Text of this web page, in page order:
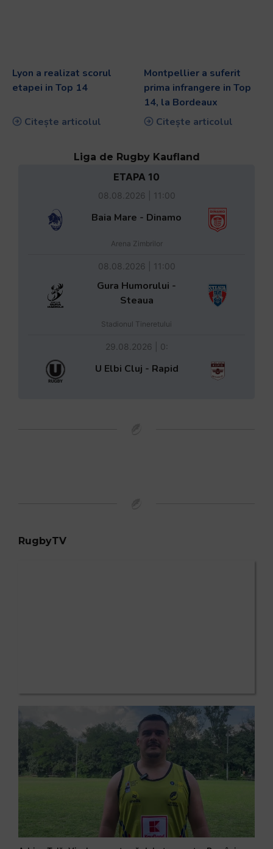
Lyon a realizat scorul
etapei in Top 14
Citește articolul
Montpellier a suferit
prima infrangere in Top
14, la Bordeaux
Citește articolul
Liga de Rugby Kaufland
ETAPA 10
08.08.2026 | 11:00
Baia Mare - Dinamo
Arena Zimbrilor
08.08.2026 | 11:00
Gura Humorului -
Steaua
Stadionul Tineretului
29.08.2026 | 0:
U Elbi Cluj - Rapid
RugbyTV